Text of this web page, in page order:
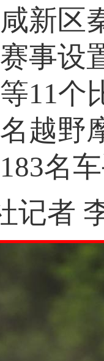
新区
事设
11个
越野
名
者